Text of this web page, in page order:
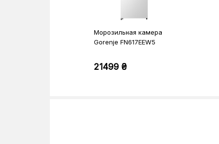
Морозильная камера
Gorenje FN617EEW5
21499 ₴